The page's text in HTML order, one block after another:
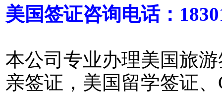
美国签证咨询电话：
本公司专业办理美国旅
亲签证，美国留学签证